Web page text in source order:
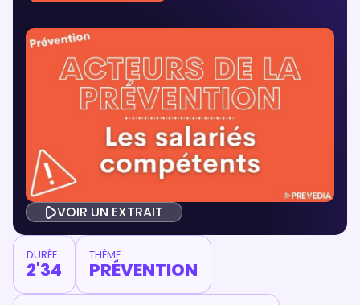
VOIR UN EXTRAIT
DURÉE
2'34
THÈME
PRÉVENTION